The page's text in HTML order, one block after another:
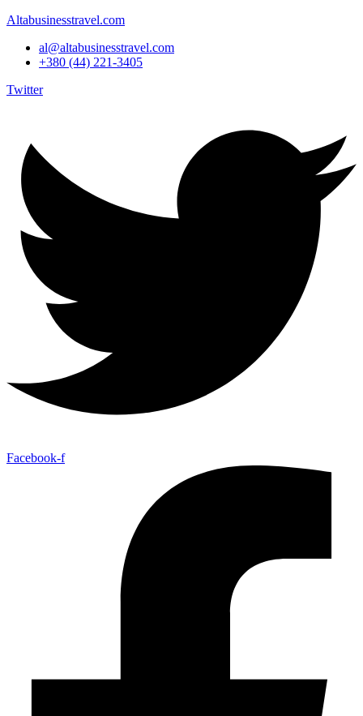
Altabusinesstravel.com
al@altabusinesstravel.com
+380 (44) 221-3405
Twitter
Facebook-f